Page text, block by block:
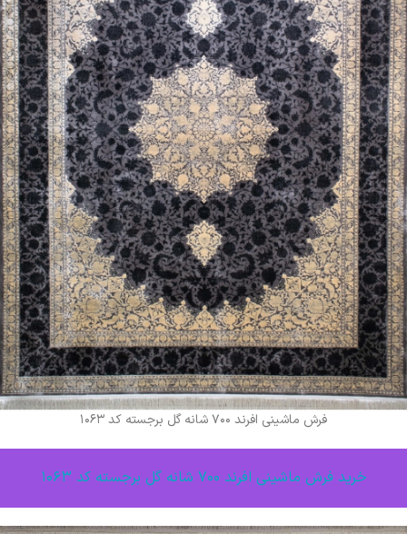
فرش ماشینی افرند ۷۰۰ شانه گل برجسته کد ۱۰۶۳
خرید فرش ماشینی افرند ۷۰۰ شانه گل برجسته کد ۱۰۶۳